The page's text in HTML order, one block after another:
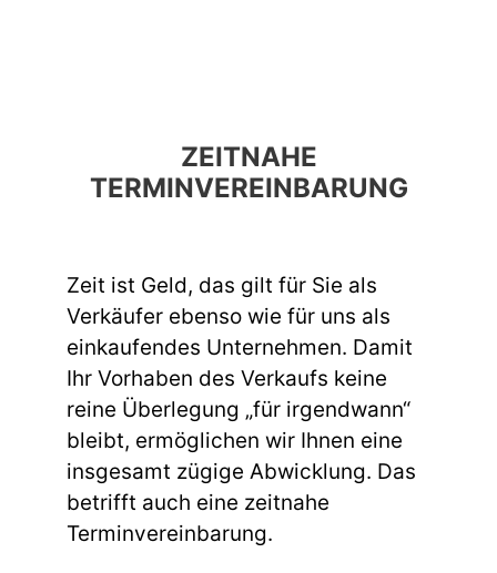
ZEITNAHE
TERMINVEREINBARUNG
Zeit ist Geld, das gilt für Sie als
Verkäufer ebenso wie für uns als
einkaufendes Unternehmen. Damit
Ihr Vorhaben des Verkaufs keine
reine Überlegung „für irgendwann“
bleibt, ermöglichen wir Ihnen eine
insgesamt zügige Abwicklung. Das
betrifft auch eine zeitnahe
Terminvereinbarung.